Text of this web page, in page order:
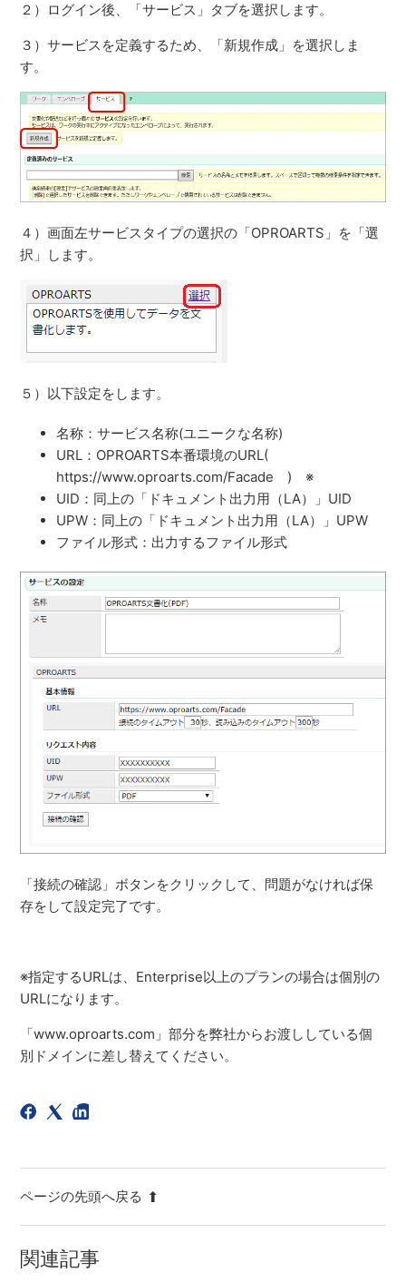
２）ログイン後、「サービス」タブを選択します。
３）サービスを定義するため、「新規作成」を選択しま
す。
４）画面左サービスタイプの選択の「OPROARTS」を「選
択」します。
５）以下設定をします。
名称：サービス名称(ユニークな名称)
URL：OPROARTS本番環境のURL(
https://www.oproarts.com/Facade ) ※
UID：同上の「ドキュメント出力用（LA）」UID
UPW：同上の「ドキュメント出力用（LA）」UPW
ファイル形式：出力するファイル形式
「接続の確認」ボタンをクリックして、問題がなければ保
存をして設定完了です。
※指定するURLは、Enterprise以上のプランの場合は個別の
URLになります。
「www.oproarts.com」部分を弊社からお渡ししている個
別ドメインに差し替えてください。
ページの先頭へ戻る
関連記事